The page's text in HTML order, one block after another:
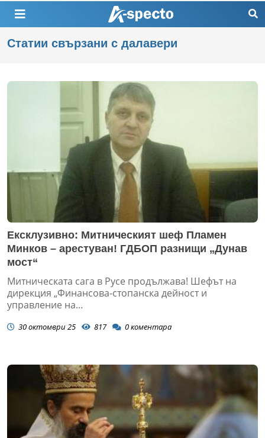
Статии свързани с далавери
Ексклузивно: Митническият шеф Пламен
Минков – арестуван! ГДБОП разнищи „Дунав
мост“
Митническата сага в Русе продължава! Шефът на
дирекция „Финансова-стопанска дейност и
управление на...
30 октомври 25 817 0коментара